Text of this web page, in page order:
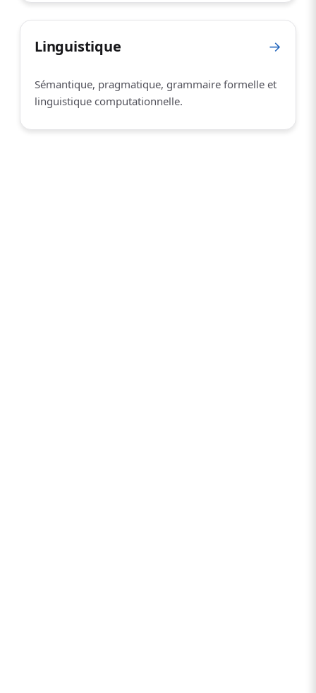
Linguistique →
Sémantique, pragmatique, grammaire formelle et
linguistique computationnelle.